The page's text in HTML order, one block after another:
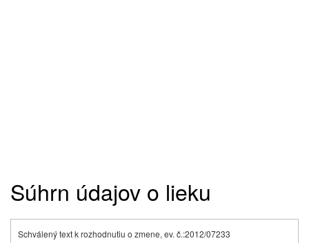
Súhrn údajov o lieku
Schválený text k rozhodnutiu o zmene, ev. č.:2012/07233